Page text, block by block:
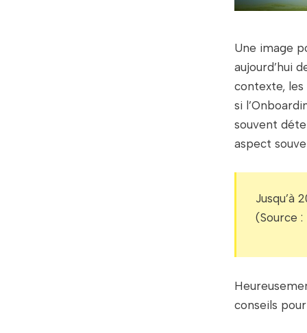
Une image
aujourd’hui
contexte,
si
souvent
aspect
Jusqu’à
(Source
conseils